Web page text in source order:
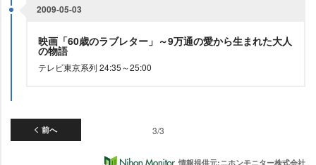
2009-05-03
映画「60歳のラブレター」～9万通の愛から生まれた大人
の物語
テレビ東京系列 24:35～25:00
前へ 3/3
情報提供元:ニホンモニター株式会社